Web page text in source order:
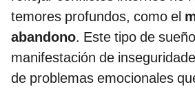
temores profundos, como el
abandono. Este tipo de
manifestación de
de problemas emocionales